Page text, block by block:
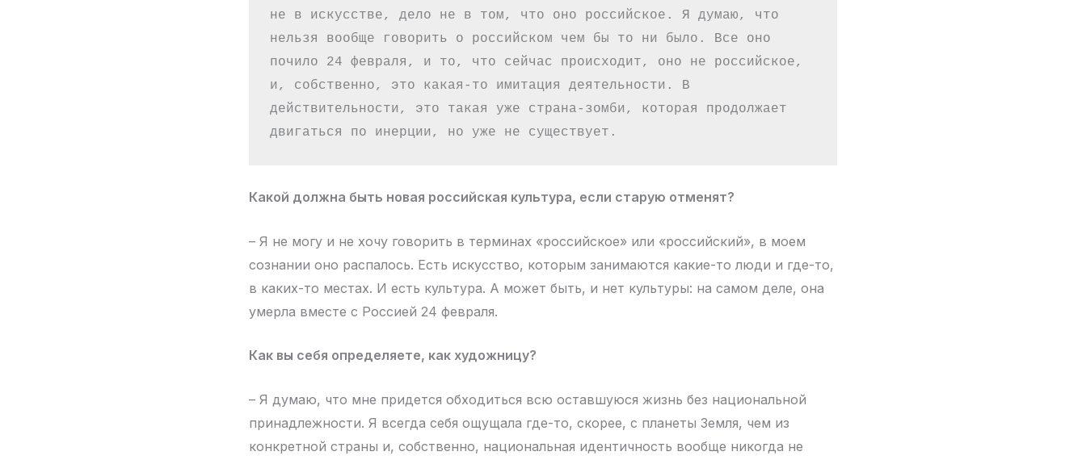
не в искусстве, дело не в том, что оно российское. Я думаю, что
нельзя вообще говорить о российском чем бы то ни было. Все оно
почило 24 февраля, и то, что сейчас происходит, оно не российское,
и, собственно, это какая-то имитация деятельности. В
действительности, это такая уже страна-зомби, которая продолжает
двигаться по инерции, но уже не существует.
Какой должна быть новая российская культура, если старую отменят?
– Я не могу и не хочу говорить в терминах «российское» или «российский», в моем
сознании оно распалось. Есть искусство, которым занимаются какие-то люди и где-то,
в каких-то местах. И есть культура. А может быть, и нет культуры: на самом деле, она
умерла вместе с Россией 24 февраля.
Как вы себя определяете, как художницу?
– Я думаю, что мне придется обходиться всю оставшуюся жизнь без национальной
принадлежности. Я всегда себя ощущала где-то, скорее, с планеты Земля, чем из
конкретной страны и, собственно, национальная идентичность вообще никогда не